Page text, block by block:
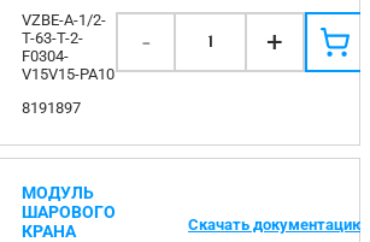
VZBE-A-1/2-
T-63-T-2-
F0304-
V15V15-PA10
8191897
- 1 +
МОДУЛЬ
ШАРОВОГО
КРАНА
Скачать документацию